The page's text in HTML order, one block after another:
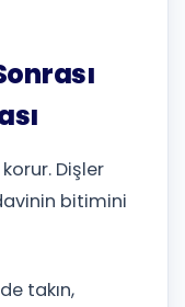
Dişler
bitimini
takın,